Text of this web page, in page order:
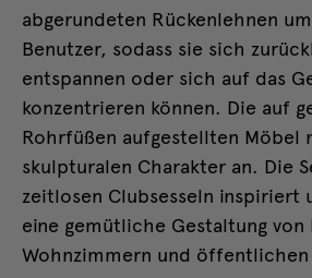
abgerundeten Rückenlehnen
Benutzer, sodass sie sich
entspannen oder sich auf das
konzentrieren können. Die auf
Rohrfüßen aufgestellten Möbel
skulpturalen Charakter an. Die
zeitlosen Clubsesseln inspiriert
eine gemütliche Gestaltung von
Wohnzimmern und öffentlichen